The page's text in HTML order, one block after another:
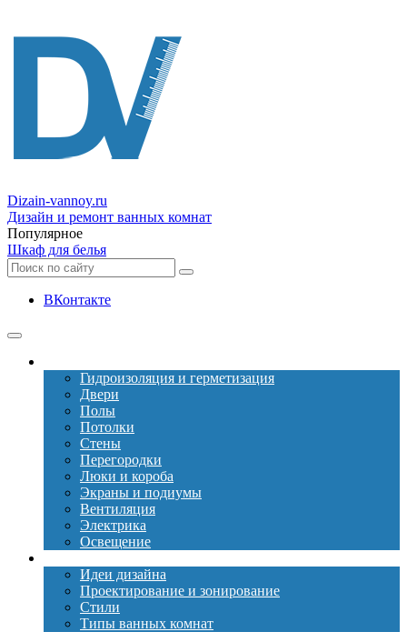
Dizain-vannoy.ru
Дизайн и ремонт ванных комнат
Популярное
Шкаф для белья
ВКонтакте
Гидроизоляция и герметизация
Двери
Полы
Потолки
Стены
Перегородки
Люки и короба
Экраны и подиумы
Вентиляция
Электрика
Освещение
Идеи дизайна
Проектирование и зонирование
Стили
Типы ванных комнат